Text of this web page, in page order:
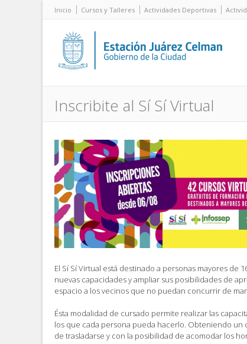
Inicio Cursos y Talleres Actividades Deportivas
Inscribite al Sí Sí Virtual
El Sí Sí Virtual está destinado a personas mayores de
nuevas capacidades y ampliar sus posibilidades de
espacio a los vecinos que no puedan concurrir de
Ésta modalidad de cursado permite realizar las
los que cada persona pueda hacerlo. Obteniendo un
de trasladarse y con la posibilidad de acomodar los